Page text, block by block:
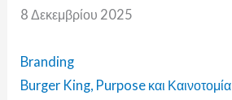
8 Δεκεμβρίου 2025
Branding
Burger King, Purpose και Καινοτομία